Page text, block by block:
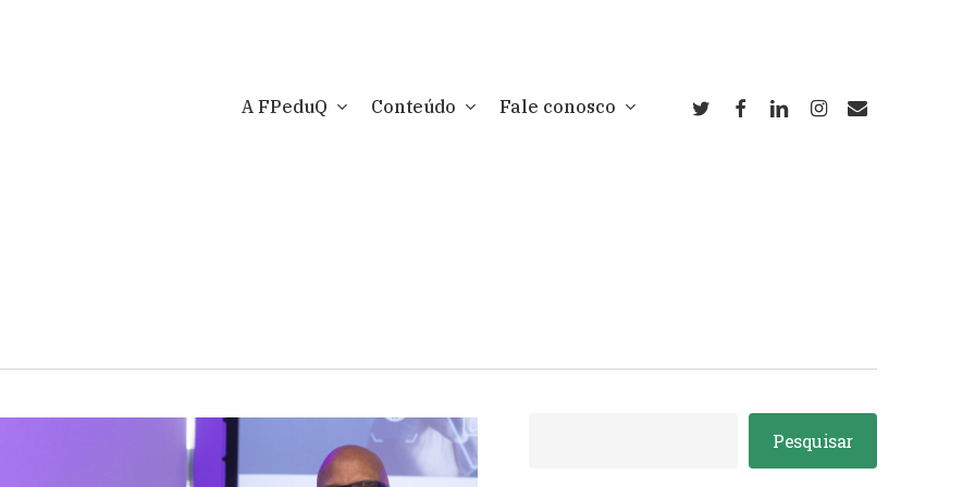
A FPeduQ Conteúdo Fale conosco twitterfacebooklinkedininstagram
email
Pesquisar